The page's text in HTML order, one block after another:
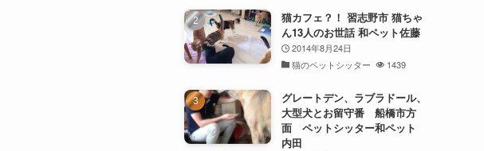
猫カフェ？！ 習志野市 猫ちゃ
ん13人のお世話 和ペット佐藤
2014年8月24日
猫のペットシッター
1439
グレートデン、ラブラドール、
大型犬とお留守番 船橋市方
面 ペットシッター和ペット
内田